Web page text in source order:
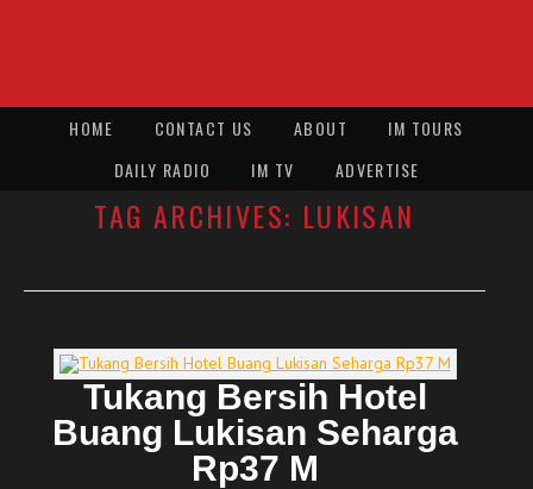
HOME CONTACT US ABOUT
IM TOURS
DAILY RADIO
IM TV ADVERTISE
TAG ARCHIVES: LUKISAN
Tukang Bersih Hotel
Buang Lukisan Seharga
Rp37 M